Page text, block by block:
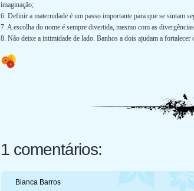
imaginação;
6. Definir a maternidade é um passo importante para que se sintam
7. A escolha do nome é sempre divertida, mesmo com as
8. Não deixe a intimidade de lado. Banhos a dois ajudam a fortalecer
1 comentários:
Bianca Barros